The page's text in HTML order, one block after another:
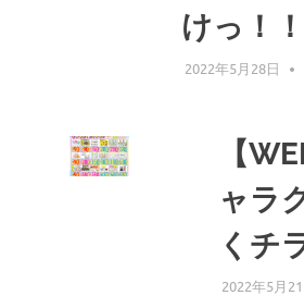
けっ！！
2022年5月28日
【
ャラ
くチ
2022年5月